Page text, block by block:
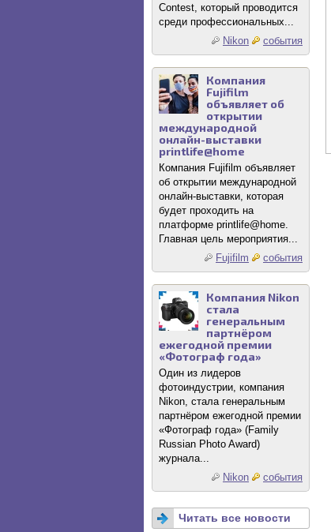
Contest, который проводится
среди профессиональных...
Nikon
события
Компания
Fujifilm
объявляет об
открытии
международной
онлайн-выставки
printlife@home
Компания Fujifilm объявляет
об открытии международной
онлайн-выставки, которая
будет проходить на
платформе printlife@home.
Главная цель мероприятия...
Fujifilm
события
Компания Nikon
стала
генеральным
партнёром
ежегодной премии
«Фотограф года»
Один из лидеров
фотоиндустрии, компания
Nikon, стала генеральным
партнёром ежегодной премии
«Фотограф года» (Family
Russian Photo Award)
журнала...
Nikon
события
Читать все новости